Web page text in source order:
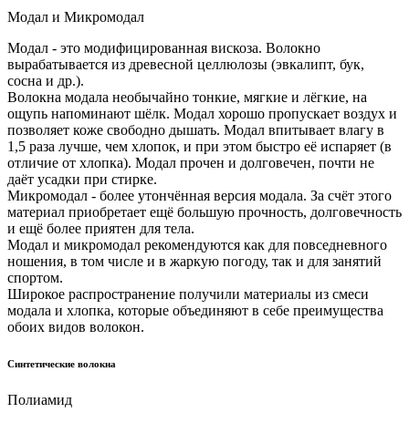
Модал и Микромодал
Модал - это модифицированная вискоза. Волокно
вырабатывается из древесной целлюлозы (эвкалипт, бук,
сосна и др.).
Волокна модала необычайно тонкие, мягкие и лёгкие, на
ощупь напоминают шёлк. Модал хорошо пропускает воздух и
позволяет коже свободно дышать. Модал впитывает влагу в
1,5 раза лучше, чем хлопок, и при этом быстро её испаряет (в
отличие от хлопка). Модал прочен и долговечен, почти не
даёт усадки при стирке.
Микромодал - более утончённая версия модала. За счёт этого
материал приобретает ещё большую прочность, долговечность
и ещё более приятен для тела.
Модал и микромодал рекомендуются как для повседневного
ношения, в том числе и в жаркую погоду, так и для занятий
спортом.
Широкое распространение получили материалы из смеси
модала и хлопка, которые объединяют в себе преимущества
обоих видов волокон.
Синтетические волокна
Полиамид